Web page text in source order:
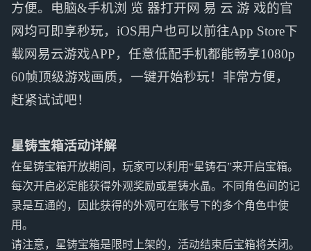
方便。电脑&手机浏 览 器打开网 易 云 游 戏的官
网均可即享秒玩，iOS用户也可以前往App Store下
载网易云游戏APP，任意低配手机都能畅享1080p
60帧顶级游戏画质，一键开始秒玩！非常方便，
赶紧试试吧！
星铸宝箱活动详解
在星铸宝箱开放期间，玩家可以利用“星铸石”来开启宝箱。
每次开启必定能获得外观奖励或星铸水晶。不同角色间的记
录是互通的，因此获得的外观可在账号下的多个角色中使
用。
请注意，星铸宝箱是限时上架的，活动结束后宝箱将关闭。